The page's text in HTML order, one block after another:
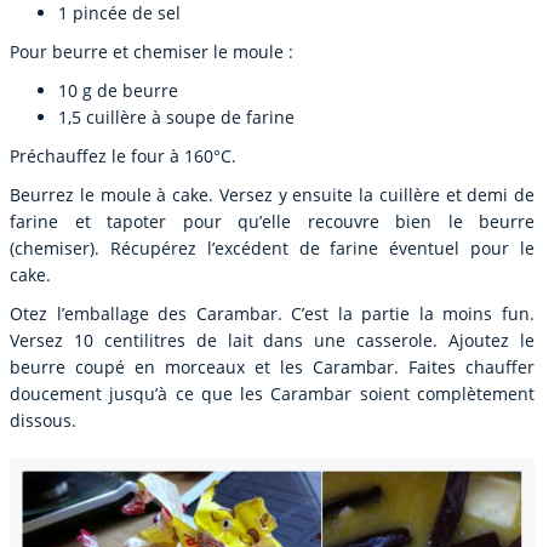
1 pincée de sel
Pour beurre et chemiser le moule :
10 g de beurre
1,5 cuillère à soupe de farine
Préchauffez le four à 160°C.
Beurrez le moule à cake. Versez y ensuite la cuillère et demi de
farine et tapoter pour qu’elle recouvre bien le beurre
(chemiser). Récupérez l’excédent de farine éventuel pour le
cake.
Otez l’emballage des Carambar. C’est la partie la moins fun.
Versez 10 centilitres de lait dans une casserole. Ajoutez le
beurre coupé en morceaux et les Carambar. Faites chauffer
doucement jusqu’à ce que les Carambar soient complètement
dissous.